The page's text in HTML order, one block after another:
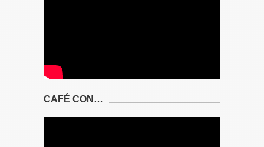
CAFÉ CON…